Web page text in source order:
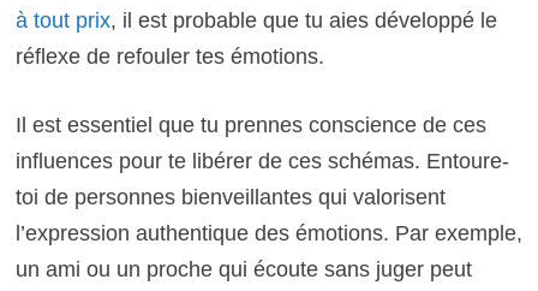
à tout prix, il est probable que tu aies développé le
réflexe de refouler tes émotions.
Il est essentiel que tu prennes conscience de ces
influences pour te libérer de ces schémas. Entoure-
toi de personnes bienveillantes qui valorisent
l’expression authentique des émotions. Par exemple,
un ami ou un proche qui écoute sans juger peut